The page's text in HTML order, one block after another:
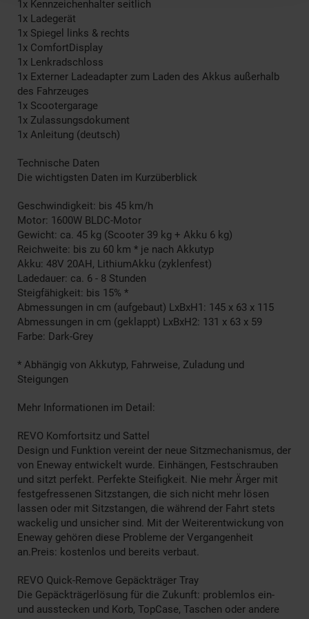
1x Kennzeichenhalter seitlich
1x Ladegerät
1x Spiegel links & rechts
1x ComfortDisplay
1x Lenkradschloss
1x Externer Ladeadapter zum Laden des Akkus außerhalb
des Fahrzeuges
1x Scootergarage
1x Zulassungsdokument
1x Anleitung (deutsch)
Technische Daten
Die wichtigsten Daten im Kurzüberblick
Geschwindigkeit: bis 45 km/h
Motor: 1600W BLDC-Motor
Gewicht: ca. 45 kg (Scooter 39 kg + Akku 6 kg)
Reichweite: bis zu 60 km * je nach Akkutyp
Akku: 48V 20AH, LithiumAkku (zyklenfest)
Ladedauer: ca. 6 - 8 Stunden
Steigfähigkeit: bis 15% *
Abmessungen in cm (aufgebaut) LxBxH1: 145 x 63 x 115
Abmessungen in cm (geklappt) LxBxH2: 131 x 63 x 59
Farbe: Dark-Grey
* Abhängig von Akkutyp, Fahrweise, Zuladung und
Steigungen
Mehr Informationen im Detail:
REVO Komfortsitz und Sattel
Design und Funktion vereint der neue Sitzmechanismus, der
von Eneway entwickelt wurde. Einhängen, Festschrauben
und sitzt perfekt. Perfekte Steifigkeit. Nie mehr Ärger mit
festgefressenen Sitzstangen, die sich nicht mehr lösen
lassen oder mit Sitzstangen, die während der Fahrt stets
wackelig und unsicher sind. Mit der Weiterentwickung von
Eneway gehören diese Probleme der Vergangenheit
an.Preis: kostenlos und bereits verbaut.
REVO Quick-Remove Gepäckträger Tray
Die Gepäckträgerlösung für die Zukunft: problemlos ein-
und ausstecken und Korb, TopCase, Taschen oder andere